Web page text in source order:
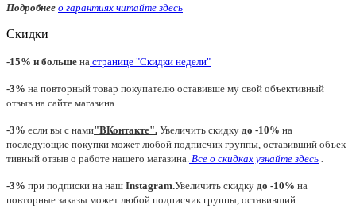
Подробнее о гарантиях читайте здесь
Скидки
-15% и больше на странице "Скидки недели"
-3% на повторный товар покупателю оставивше му свой объективный
отзыв на сайте магазина.
-3% если вы с нами"ВКонтакте". Увеличить скидку до -10% на
последующие покупки может любой подписчик группы, оставивший объек
тивный отзыв о работе нашего магазина. Все о скидках узнайте здесь
-3% при подписки на наш Instagram.Увеличить скидку до -10% на
повторные заказы может любой подписчик группы, оставивший